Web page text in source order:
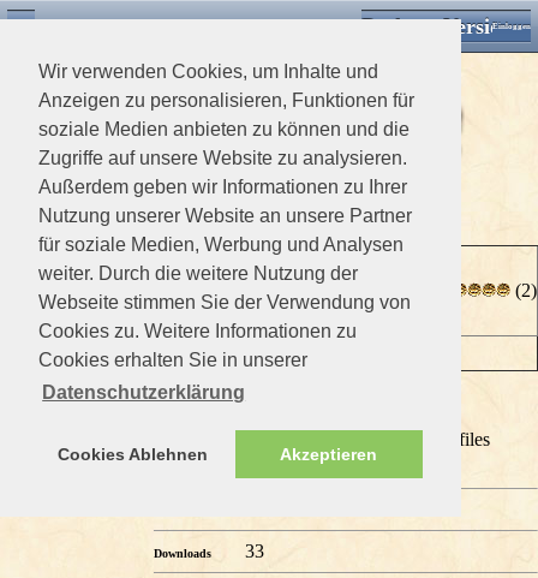
Wir verwenden Cookies, um Inhalte und
Anzeigen zu personalisieren, Funktionen für
soziale Medien anbieten zu können und die
Zugriffe auf unsere Website zu analysieren.
Außerdem geben wir Informationen zu Ihrer
Nutzung unserer Website an unsere Partner
für soziale Medien, Werbung und Analysen
weiter. Durch die weitere Nutzung der
Webseite stimmen Sie der Verwendung von
Cookies zu. Weitere Informationen zu
Cookies erhalten Sie in unserer
Datenschutzerklärung
Cookies Ablehnen Akzeptieren
Desktop VersionEinloggen
Downloads Home Bauanleitungen
sonic810
Metall Detector
Projekte
(2)
Geotech1
0 Mitglieder und 1 Gast betrachten diese Datei
You are not allowed to download files
Download
Downloads 33